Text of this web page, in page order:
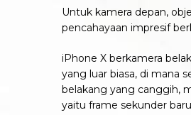
Untuk kamera depan,
pencahayaan impresif
iPhone X berkamera
yang luar biasa, di mana
belakang yang canggih,
yaitu frame sekunder